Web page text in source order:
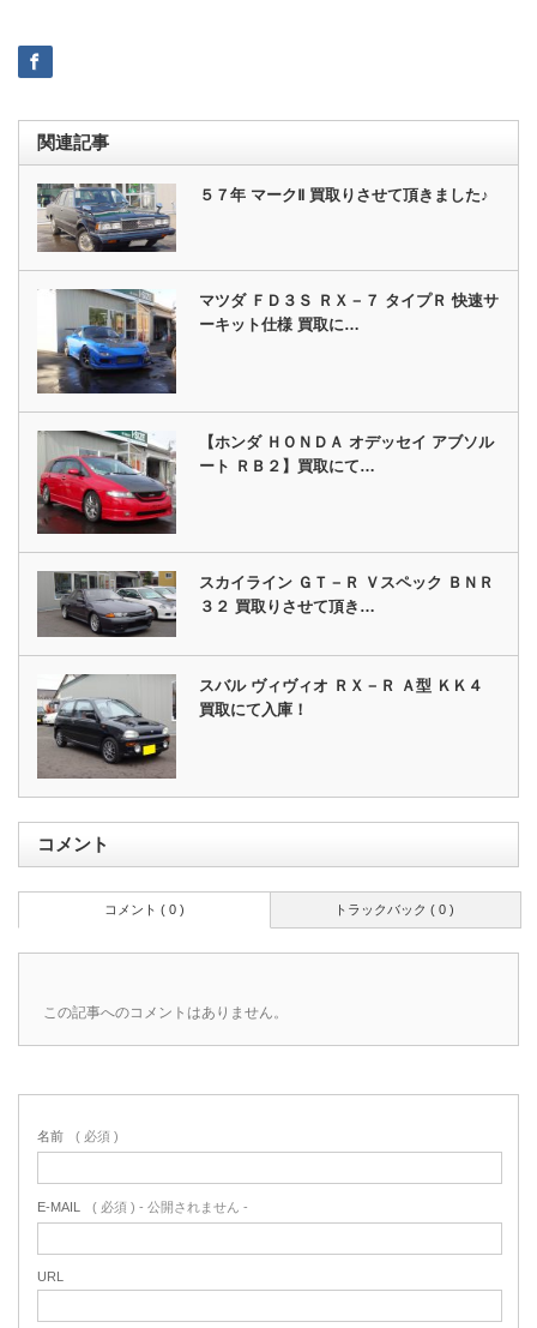
関連記事
５７年 マークⅡ 買取りさせて頂きました♪
マツダ ＦＤ３Ｓ ＲＸ－７ タイプＲ 快速サ
ーキット仕様 買取に…
【ホンダ ＨＯＮＤＡ オデッセイ アブソル
ート ＲＢ２】買取にて…
スカイライン ＧＴ－Ｒ Ｖスペック ＢＮＲ
３２ 買取りさせて頂き…
スバル ヴィヴィオ ＲＸ－Ｒ Ａ型 ＫＫ４
買取にて入庫！
コメント
トラックバック ( 0 )
コメント ( 0 )
この記事へのコメントはありません。
名前 ( 必須 )
E-MAIL ( 必須 ) - 公開されません -
URL